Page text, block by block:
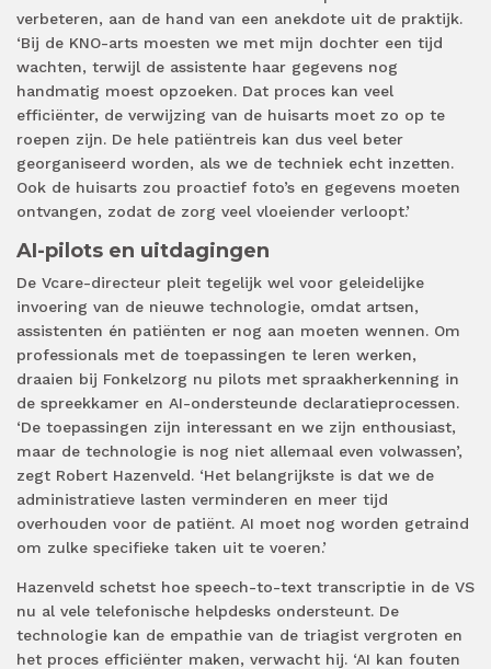
verbeteren, aan de hand van een anekdote uit de praktijk.
‘Bij de KNO-arts moesten we met mijn dochter een tijd
wachten, terwijl de assistente haar gegevens nog
handmatig moest opzoeken. Dat proces kan veel
efficiënter, de verwijzing van de huisarts moet zo op te
roepen zijn. De hele patiëntreis kan dus veel beter
georganiseerd worden, als we de techniek echt inzetten.
Ook de huisarts zou proactief foto’s en gegevens moeten
ontvangen, zodat de zorg veel vloeiender verloopt.’
AI-pilots en uitdagingen
De Vcare-directeur pleit tegelijk wel voor geleidelijke
invoering van de nieuwe technologie, omdat artsen,
assistenten én patiënten er nog aan moeten wennen. Om
professionals met de toepassingen te leren werken,
draaien bij Fonkelzorg nu pilots met spraakherkenning in
de spreekkamer en AI-ondersteunde declaratieprocessen.
‘De toepassingen zijn interessant en we zijn enthousiast,
maar de technologie is nog niet allemaal even volwassen’,
zegt Robert Hazenveld. ‘Het belangrijkste is dat we de
administratieve lasten verminderen en meer tijd
overhouden voor de patiënt. AI moet nog worden getraind
om zulke specifieke taken uit te voeren.’
Hazenveld schetst hoe speech-to-text transcriptie in de VS
nu al vele telefonische helpdesks ondersteunt. De
technologie kan de empathie van de triagist vergroten en
het proces efficiënter maken, verwacht hij. ‘AI kan fouten